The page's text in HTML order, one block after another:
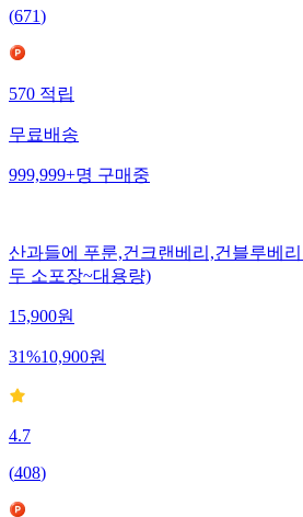
(671)
570 적립
무료배송
999,999+명 구매중
산과들에 푸룬,건크랜베리,건블루베
두 소포장~대용량)
15,900원
31%10,900원
4.7
(408)